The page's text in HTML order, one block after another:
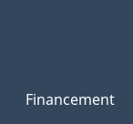
Financement